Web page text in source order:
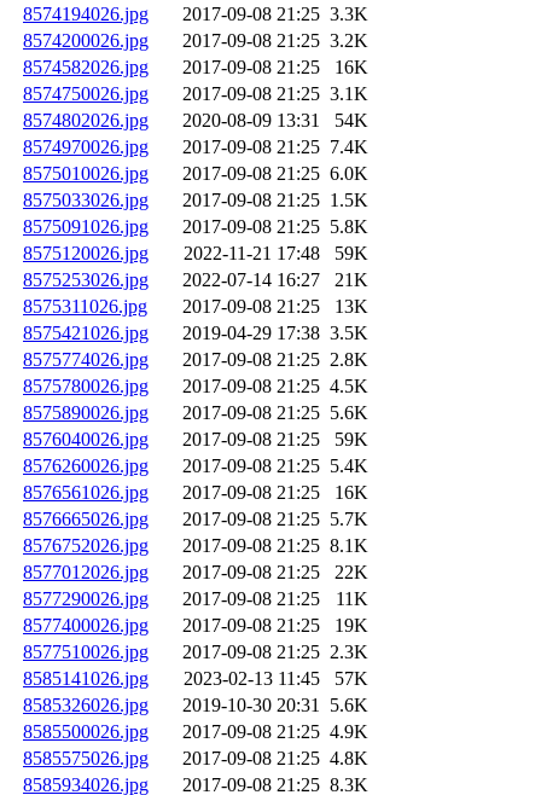
8574194026.jpg
2017-09-08 21:25 3.3K
8574200026.jpg
2017-09-08 21:25 3.2K
8574582026.jpg
2017-09-08 21:25
16K
8574750026.jpg
2017-09-08 21:25 3.1K
8574802026.jpg
2020-08-09 13:31
54K
8574970026.jpg
2017-09-08 21:25 7.4K
8575010026.jpg
2017-09-08 21:25 6.0K
8575033026.jpg
2017-09-08 21:25 1.5K
8575091026.jpg
2017-09-08 21:25 5.8K
8575120026.jpg
2022-11-21 17:48
59K
8575253026.jpg
2022-07-14 16:27
21K
8575311026.jpg
2017-09-08 21:25
13K
8575421026.jpg
2019-04-29 17:38 3.5K
8575774026.jpg
2017-09-08 21:25 2.8K
8575780026.jpg
2017-09-08 21:25 4.5K
8575890026.jpg
2017-09-08 21:25 5.6K
8576040026.jpg
2017-09-08 21:25
59K
8576260026.jpg
2017-09-08 21:25 5.4K
8576561026.jpg
2017-09-08 21:25
16K
8576665026.jpg
2017-09-08 21:25 5.7K
8576752026.jpg
2017-09-08 21:25 8.1K
8577012026.jpg
2017-09-08 21:25
22K
8577290026.jpg
2017-09-08 21:25
11K
8577400026.jpg
2017-09-08 21:25
19K
8577510026.jpg
2017-09-08 21:25 2.3K
8585141026.jpg
2023-02-13 11:45
57K
8585326026.jpg
2019-10-30 20:31 5.6K
8585500026.jpg
2017-09-08 21:25 4.9K
8585575026.jpg
2017-09-08 21:25 4.8K
8585934026.jpg
2017-09-08 21:25 8.3K